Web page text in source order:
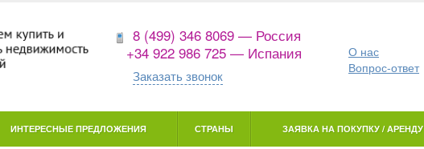
8 (499) 346 8069 — Россия
+34 922 986 725 — Испания
Заказать звонок
О нас
Вопрос-ответ
ИНТЕРЕСНЫЕ ПРЕДЛОЖЕНИЯ СТРАНЫ ЗАЯВКА НА ПОКУПКУ / АРЕНДУ